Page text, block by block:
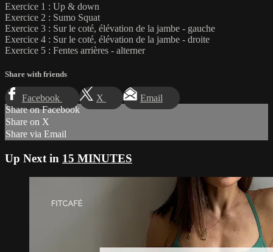
Exercice 1 : Up & down
Exercice 2 : Sumo Squat
Exercice 3 : Sur le coté, élévation de la jambe - gauche
Exercice 4 : Sur le coté, élévation de la jambe - droite
Exercice 5 : Fentes arrières - alterner
Share with friends
Facebook X
Email
Share on Facebook
Share on X
Share via Email
Up Next in 15 MINUTES